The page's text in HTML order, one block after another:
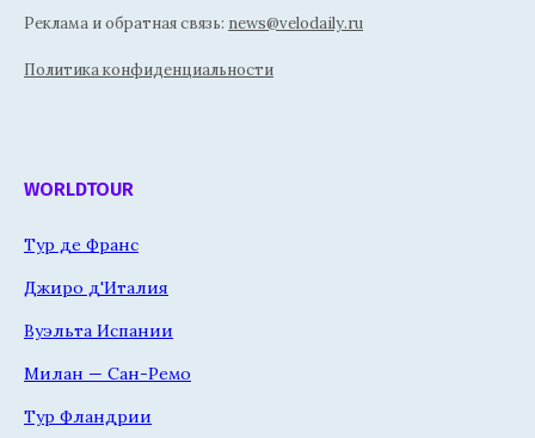
Реклама и обратная связь: news@velodaily.ru
Политика конфиденциальности
WORLDTOUR
Тур де Франс
Джиро д'Италия
Вуэльта Испании
Милан — Сан-Ремо
Тур Фландрии